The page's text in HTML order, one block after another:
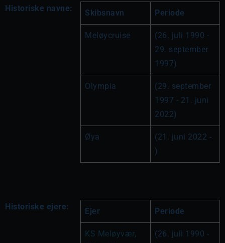
Historiske navne: Skibsnavn Periode
Meløycruise
(26. juli 1990 -
29. september
1997)
Olympia
(29. september
1997 - 21. juni
2022)
Øya
(21. juni 2022 -
)
Historiske ejere: Ejer Periode
KS Meløyvær,
(26. juli 1990 -